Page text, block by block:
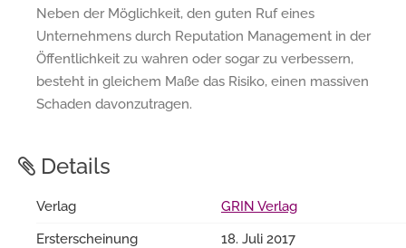
Neben der Möglichkeit, den guten Ruf eines
Unternehmens durch Reputation Management in der
Öffentlichkeit zu wahren oder sogar zu verbessern,
besteht in gleichem Maße das Risiko, einen massiven
Schaden davonzutragen.
Details
Verlag
GRIN Verlag
Ersterscheinung
18. Juli 2017